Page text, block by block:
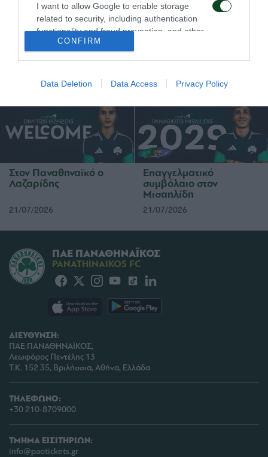
I want to allow Google to enable storage
related to security, including authentication
functionality and fraud prevention, and other
user protection.
CONFIRM
Data Deletion Data Access Privacy Policy
Δανεικός ο Βύντρα Δανεικός ο Ρουσίτ Ζέκα
Στον Παναθηναϊκό ο
Λαζαρίδης
21/07/2026
Επαγγελματικό
συμβόλαιο στον
Μισαηλίδη
21/07/2026
ΔΙΕΥΘΥΝΣΗ:
ΠΑΕ ΠΑΝΑΘΗΝΑΪΚΟΣ,
Λεωφόρος Πεντέλης 13
Τ.Κ. 152 35, Βριλήσσια, Αθήνα, Ελλάδα
ΤΗΛΕΦΩΝΟ:
+30 210-8709000
ΤΜΗΜΑ ΕΙΣΙΤΗΡΙΩΝ:
info@paotickets.gr
ΠΑΕ ΠΑΝΑΘΗΝΑΪΚΟΣ
PANATHINAIKOS FC